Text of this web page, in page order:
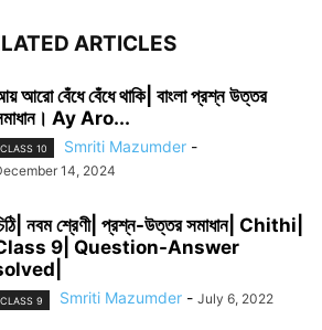
ARTICLES
আরো বেঁধে বেঁধে থাকি| বাংলা প্রশ্ন উত্তর
Ay Aro...
CLASS 10 Smriti Mazumder -
14, 2024
নবম শ্রেণী| প্রশ্ন-উত্তর সমাধান| Chithi|
9| Question-Answer
CLASS 9 Smriti Mazumder - July 6, 2022